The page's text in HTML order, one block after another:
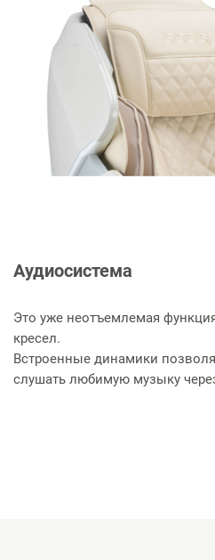
Аудиосистема
Это уже неотъемлемая
кресел.
Встроенные динамики
слушать любимую музыку